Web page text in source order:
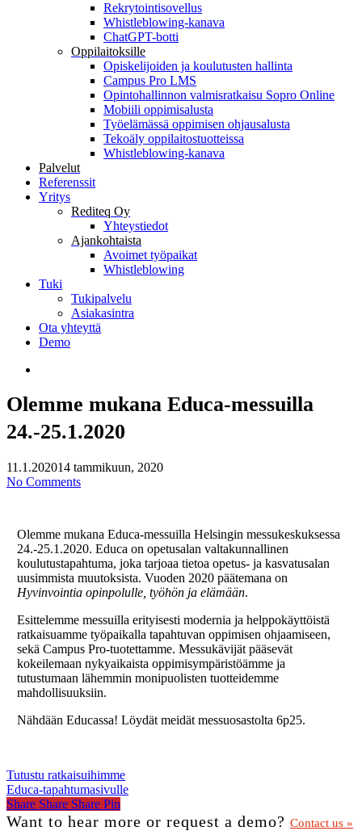
Rekrytointisovellus
Whistleblowing-kanava
ChatGPT-botti
Oppilaitoksille
Opiskelijoiden ja koulutusten hallinta
Campus Pro LMS
Opintohallinnon valmisratkaisu Sopro Online
Mobiili oppimisalusta
Työelämässä oppimisen ohjausalusta
Tekoäly oppilaitostuotteissa
Whistleblowing-kanava
Palvelut
Referenssit
Yritys
Rediteq Oy
Yhteystiedot
Ajankohtaista
Avoimet työpaikat
Whistleblowing
Tuki
Tukipalvelu
Asiakasintra
Ota yhteyttä
Demo
Olemme mukana Educa-messuilla
24.-25.1.2020
11.1.202014 tammikuun, 2020
No Comments
Olemme mukana Educa-messuilla Helsingin messukeskuksessa
24.-25.1.2020. Educa on opetusalan valtakunnallinen
koulutustapahtuma, joka tarjoaa tietoa opetus- ja kasvatusalan
uusimmista muutoksista. Vuoden 2020 päätemana on
Hyvinvointia opinpolulle, työhön ja elämään.
Esittelemme messuilla erityisesti modernia ja helppokäyttöistä
ratkaisuamme työpaikalla tapahtuvan oppimisen ohjaamiseen,
sekä Campus Pro-tuotettamme. Messukävijät pääsevät
kokeilemaan nykyaikaista oppimisympäristöämme ja
tutustumaan lähemmin monipuolisten tuotteidemme
mahdollisuuksiin.
Nähdään Educassa! Löydät meidät messuosastolta 6p25.
Tutustu ratkaisuihimme
Educa-tapahtumasivulle
Share
Share Share Share Pin
Want to hear more or request a demo? Contact us »